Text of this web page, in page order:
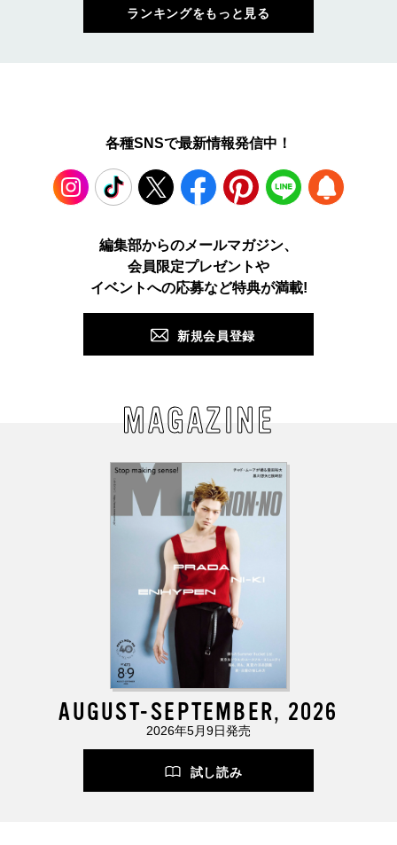
ランキングをもっと見る
各種SNSで最新情報発信中！
TikTok Facebook Pinterest LINE
編集部からのメールマガジン、
会員限定プレゼントや
イベントへの応募など特典が満載!
新規会員登録
MAGAZINE
AUGUST-SEPTEMBER, 2026
2026年5月9日発売
試し読み